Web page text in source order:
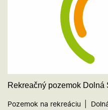
Rekreačný pozemok Dolná
Pozemok na rekreáciu